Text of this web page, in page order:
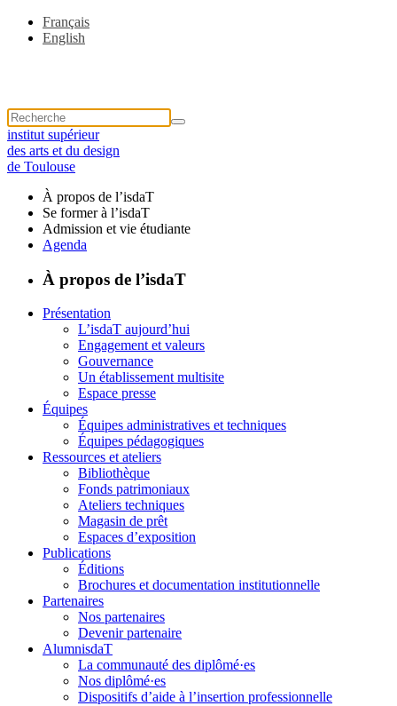
Français
English
institut supérieur
des arts et du design
de Toulouse
À propos de l’isdaT
Se former à l’isdaT
Admission et vie étudiante
Agenda
À propos de l’isdaT
Présentation
L’isdaT aujourd’hui
Engagement et valeurs
Gouvernance
Un établissement multisite
Espace presse
Équipes
Équipes administratives et techniques
Équipes pédagogiques
Ressources et ateliers
Bibliothèque
Fonds patrimoniaux
Ateliers techniques
Magasin de prêt
Espaces d’exposition
Publications
Éditions
Brochures et documentation institutionnelle
Partenaires
Nos partenaires
Devenir partenaire
AlumnisdaT
La communauté des diplômé·es
Nos diplômé·es
Dispositifs d’aide à l’insertion professionnelle